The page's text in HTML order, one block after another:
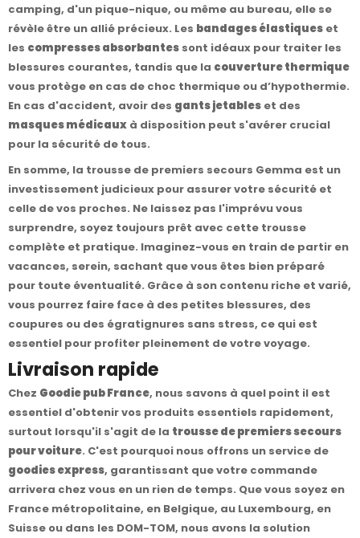
camping, d'un pique-nique, ou même au bureau, elle se
révèle être un allié précieux. Les bandages élastiques et
les compresses absorbantes sont idéaux pour traiter les
blessures courantes, tandis que la couverture thermique
vous protège en cas de choc thermique ou d’hypothermie.
En cas d'accident, avoir des gants jetables et des
masques médicaux à disposition peut s'avérer crucial
pour la sécurité de tous.
En somme, la trousse de premiers secours Gemma est un
investissement judicieux pour assurer votre sécurité et
celle de vos proches. Ne laissez pas l'imprévu vous
surprendre, soyez toujours prêt avec cette trousse
complète et pratique. Imaginez-vous en train de partir en
vacances, serein, sachant que vous êtes bien préparé
pour toute éventualité. Grâce à son contenu riche et varié,
vous pourrez faire face à des petites blessures, des
coupures ou des égratignures sans stress, ce qui est
essentiel pour profiter pleinement de votre voyage.
Livraison rapide
Chez Goodie pub France, nous savons à quel point il est
essentiel d'obtenir vos produits essentiels rapidement,
surtout lorsqu'il s'agit de la trousse de premiers secours
pour voiture. C'est pourquoi nous offrons un service de
goodies express, garantissant que votre commande
arrivera chez vous en un rien de temps. Que vous soyez en
France métropolitaine, en Belgique, au Luxembourg, en
Suisse ou dans les DOM-TOM, nous avons la solution